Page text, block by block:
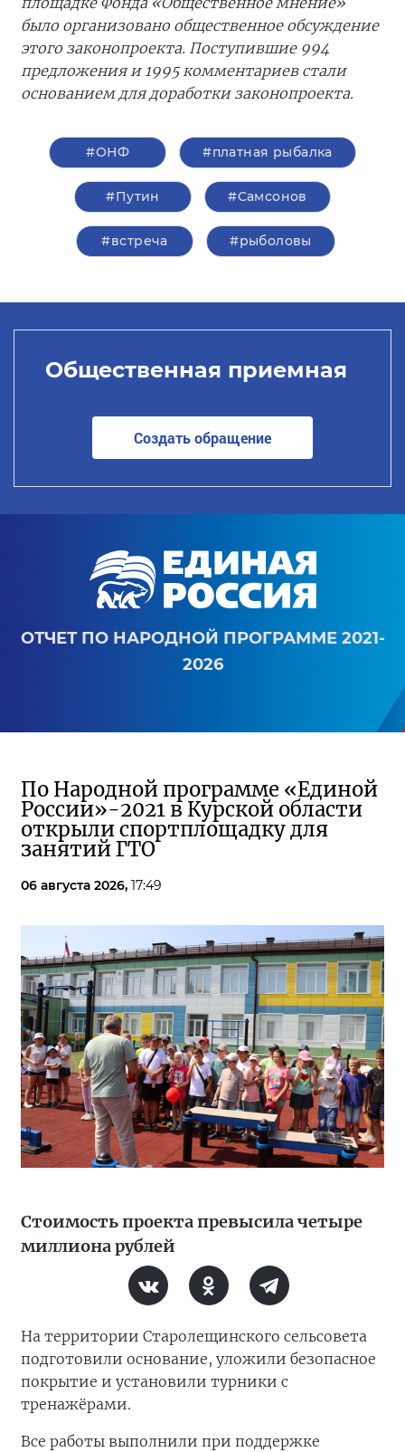
было организовано общественное обсуждение
этого законопроекта. Поступившие 994
предложения и 1995 комментариев стали
основанием для доработки законопроекта.
#ОНФ #платная рыбалка
#Путин #Самсонов
#встреча #рыболовы
Общественная приемная
Создать обращение
ОТЧЕТ ПО НАРОДНОЙ ПРОГРАММЕ 2021-
2026
По Народной программе «Единой
России»-2021 в Курской области
открыли спортплощадку для
занятий ГТО
06 августа 2026, 17:49
Стоимость проекта превысила четыре
миллиона рублей
На территории Старолещинского сельсовета
подготовили основание, уложили безопасное
покрытие и установили турники с
тренажёрами.
Все работы выполнили при поддержке